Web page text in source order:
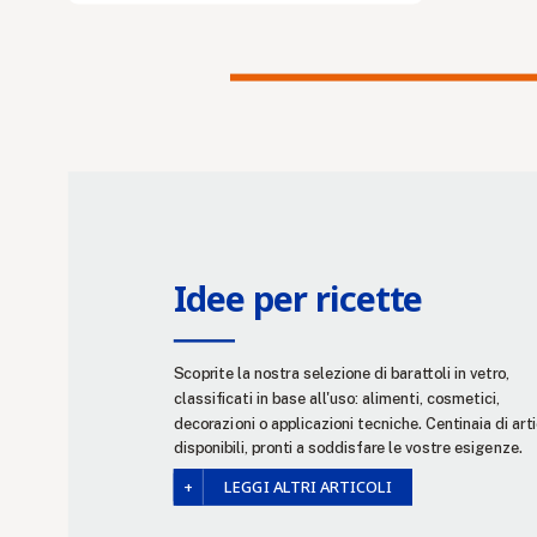
Idee per ricette
Scoprite la nostra selezione di barattoli in vetro,
classificati in base all'uso: alimenti, cosmetici,
decorazioni o applicazioni tecniche. Centinaia di
disponibili, pronti a soddisfare le vostre esigenze.
LEGGI ALTRI ARTICOLI